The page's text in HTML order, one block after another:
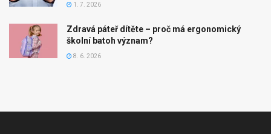
1. 7. 2026
Zdravá páteř dítěte – proč má ergonomický
školní batoh význam?
8. 6. 2026